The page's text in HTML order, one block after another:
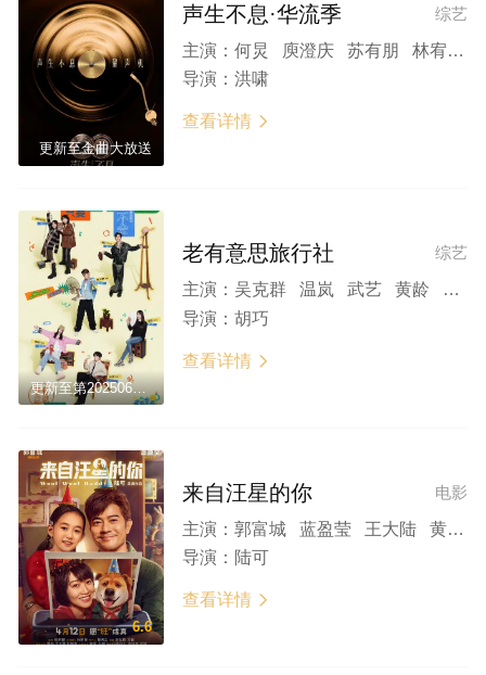
更新至金曲大放送
综艺
声生不息·华流季
主演： 何炅 庾澄庆 苏有朋 林宥嘉 汪苏泷 黄霄云 黄丽玲 李佳薇 周兴哲 黄龄 王赫野 颜人中
导演： 洪啸
查看详情 
更新至第20250619期
综艺
老有意思旅行社
主演： 吴克群 温岚 武艺 黄龄 吴佩岭 王心怡 斯外戈
导演： 胡巧
查看详情 
6.6
电影
来自汪星的你
主演： 郭富城 蓝盈莹 王大陆 黄龄 戴军 毛衍七 孙越 范湉湉 肖骁 常海波
导演： 陆可
查看详情 